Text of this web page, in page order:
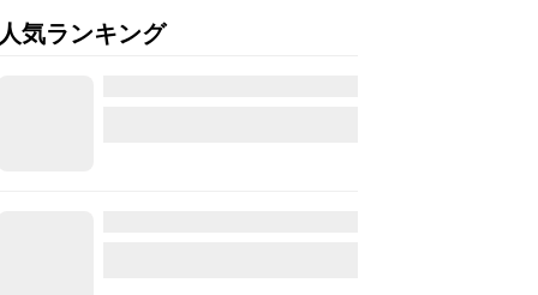
人気ランキング